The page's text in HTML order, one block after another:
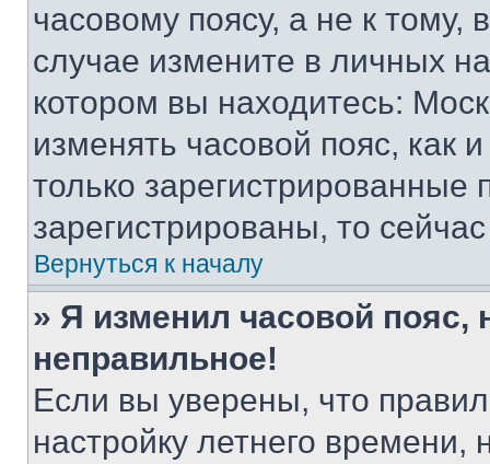
часовому поясу, а не к тому,
случае измените в личных
котором вы находитесь:
изменять часовой пояс, как
только
зарегистрированы, то
Вернуться к началу
» Я изменил часовой пояс,
неправильное!
Если вы уверены, что
настройку летнего